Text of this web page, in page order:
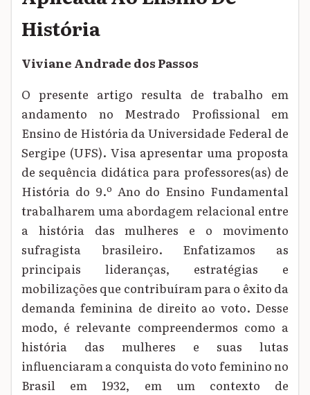
História
Viviane Andrade dos Passos
O presente artigo resulta de trabalho em
andamento no Mestrado Profissional em
Ensino de História da Universidade Federal de
Sergipe (UFS). Visa apresentar uma proposta
de sequência didática para professores(as) de
História do 9.º Ano do Ensino Fundamental
trabalharem uma abordagem relacional entre
a história das mulheres e o movimento
sufragista brasileiro. Enfatizamos as
principais lideranças, estratégias e
mobilizações que contribuíram para o êxito da
demanda feminina de direito ao voto. Desse
modo, é relevante compreendermos como a
história das mulheres e suas lutas
influenciaram a conquista do voto feminino no
Brasil em 1932, em um contexto de